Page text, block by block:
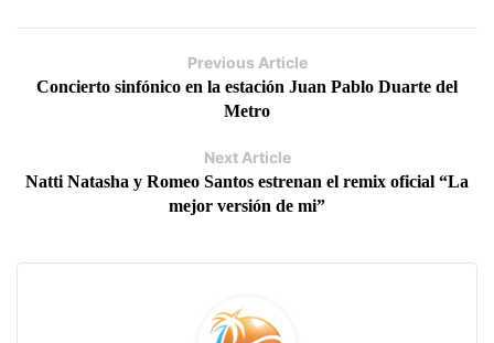
Previous Article
Concierto sinfónico en la estación Juan Pablo Duarte del
Metro
Next Article
Natti Natasha y Romeo Santos estrenan el remix oficial “La
mejor versión de mi”